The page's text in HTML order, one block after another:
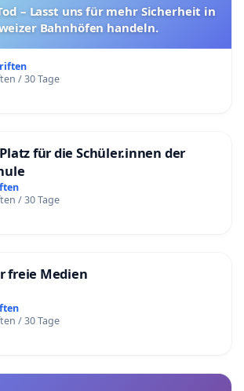
– Lasst uns für mehr Sicherheit in
Bahnhöfen handeln.
/ 30 Tage
für die Schüler.innen der
/ 30 Tage
freie Medien
/ 30 Tage